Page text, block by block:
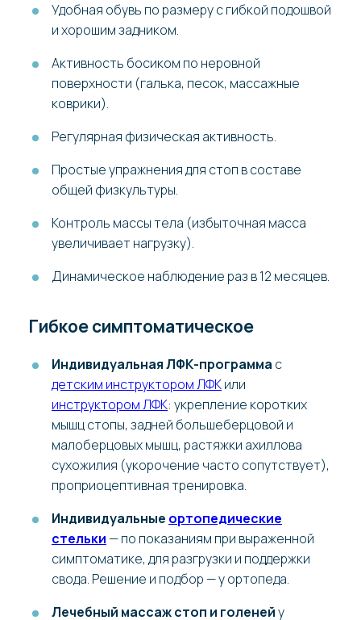
Удобная обувь по размеру с гибкой подошвой
и хорошим задником.
Активность босиком по неровной
поверхности (галька, песок, массажные
коврики).
Регулярная физическая активность.
Простые упражнения для стоп в составе
общей физкультуры.
Контроль массы тела (избыточная масса
увеличивает нагрузку).
Динамическое наблюдение раз в 12 месяцев.
Гибкое симптоматическое
Индивидуальная ЛФК-программа с
детским инструктором ЛФКили
инструктором ЛФК: укрепление коротких
мышц стопы, задней большеберцовой и
малоберцовых мышц, растяжки ахиллова
сухожилия (укорочение часто сопутствует),
проприоцептивная тренировка.
Индивидуальные ортопедические
стельки — по показаниям при выраженной
симптоматике, для разгрузки и поддержки
свода. Решение и подбор — у ортопеда.
Лечебный массаж стоп и голенейу